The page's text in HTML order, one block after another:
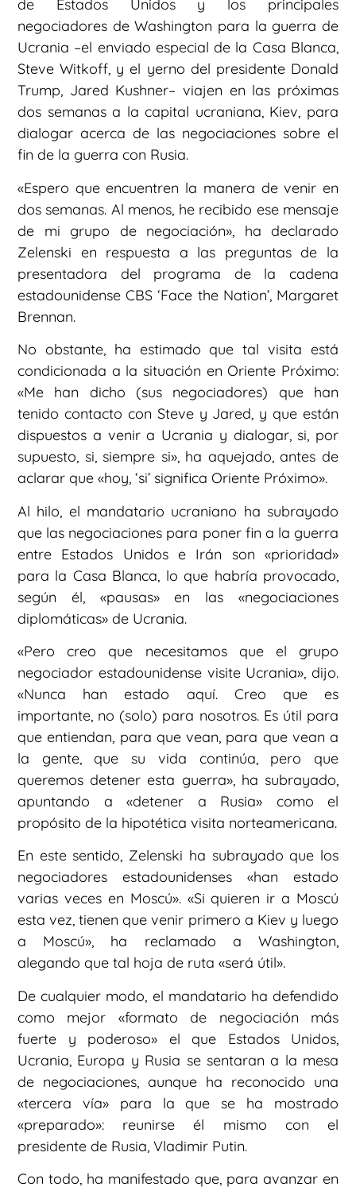
de Estados Unidos y los principales
negociadores de Washington para la guerra de
Ucrania –el enviado especial de la Casa Blanca,
Steve Witkoff, y el yerno del presidente Donald
Trump, Jared Kushner– viajen en las próximas
dos semanas a la capital ucraniana, Kiev, para
dialogar acerca de las negociaciones sobre el
fin de la guerra con Rusia.
«Espero que encuentren la manera de venir en
dos semanas. Al menos, he recibido ese mensaje
de mi grupo de negociación», ha declarado
Zelenski en respuesta a las preguntas de la
presentadora del programa de la cadena
estadounidense CBS ‘Face the Nation’, Margaret
Brennan.
No obstante, ha estimado que tal visita está
condicionada a la situación en Oriente Próximo:
«Me han dicho (sus negociadores) que han
tenido contacto con Steve y Jared, y que están
dispuestos a venir a Ucrania y dialogar, si, por
supuesto, si, siempre si», ha aquejado, antes de
aclarar que «hoy, ‘si’ significa Oriente Próximo».
Al hilo, el mandatario ucraniano ha subrayado
que las negociaciones para poner fin a la guerra
entre Estados Unidos e Irán son «prioridad»
para la Casa Blanca, lo que habría provocado,
según él, «pausas» en las «negociaciones
diplomáticas» de Ucrania.
«Pero creo que necesitamos que el grupo
negociador estadounidense visite Ucrania», dijo.
«Nunca han estado aquí. Creo que es
importante, no (solo) para nosotros. Es útil para
que entiendan, para que vean, para que vean a
la gente, que su vida continúa, pero que
queremos detener esta guerra», ha subrayado,
apuntando a «detener a Rusia» como el
propósito de la hipotética visita norteamericana.
En este sentido, Zelenski ha subrayado que los
negociadores estadounidenses «han estado
varias veces en Moscú». «Si quieren ir a Moscú
esta vez, tienen que venir primero a Kiev y luego
a Moscú», ha reclamado a Washington,
alegando que tal hoja de ruta «será útil».
De cualquier modo, el mandatario ha defendido
como mejor «formato de negociación más
fuerte y poderoso» el que Estados Unidos,
Ucrania, Europa y Rusia se sentaran a la mesa
de negociaciones, aunque ha reconocido una
«tercera vía» para la que se ha mostrado
«preparado»: reunirse él mismo con el
presidente de Rusia, Vladimir Putin.
Con todo, ha manifestado que, para avanzar en